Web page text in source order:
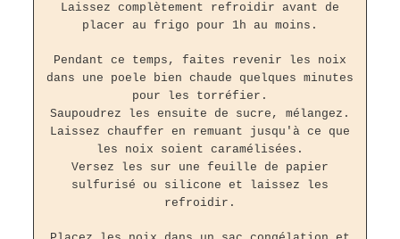
Laissez complètement refroidir avant de
placer au frigo pour 1h au moins.
Pendant ce temps, faites revenir les noix
dans une poele bien chaude quelques minutes
pour les torréfier.
Saupoudrez les ensuite de sucre, mélangez.
Laissez chauffer en remuant jusqu'à ce que
les noix soient caramélisées.
Versez les sur une feuille de papier
sulfurisé ou silicone et laissez les
refroidir.